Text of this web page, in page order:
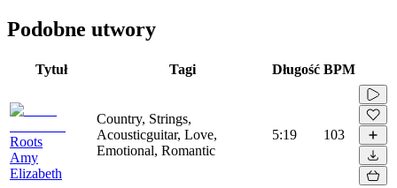
Podobne utwory
Tytuł Tagi Długość BPM
Roots
Amy
Elizabeth
Country, Strings,
Acousticguitar, Love,
Emotional, Romantic
5:19 103